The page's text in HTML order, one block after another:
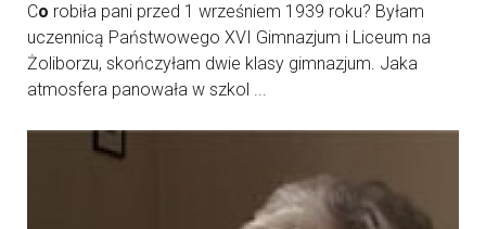
Co robiła pani przed 1 wrześniem 1939 roku? Byłam
uczennicą Państwowego XVI Gimnazjum i Liceum na
Żoliborzu, skończyłam dwie klasy gimnazjum. Jaka
atmosfera panowała w szkol ...